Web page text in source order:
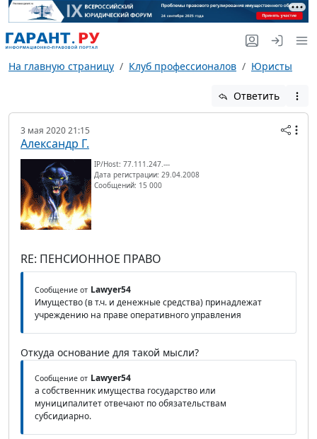
На главную страницу Клуб профессионалов Юристы
Ответить
3 мая 2020 21:15
Александр Г.
IP/Host: 77.111.247.---
Дата регистрации: 29.04.2008
Сообщений: 15 000
RE: ПЕНСИОННОЕ ПРАВО
Сообщение от Lawyer54
Имущество (в т.ч. и денежные средства) принадлежат
учреждению на праве оперативного управления
Откуда основание для такой мысли?
Сообщение от Lawyer54
а собственник имущества государство или
муниципалитет отвечают по обязательствам
субсидиарно.